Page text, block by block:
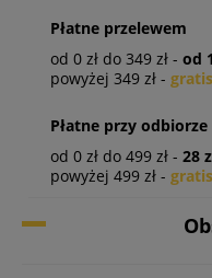
Płatne przelewem
od 0 zł do 349 zł - od
powyżej 349 zł - gratis
Płatne przy odbiorze
od 0 zł do 499 zł - 28
powyżej 499 zł - gratis